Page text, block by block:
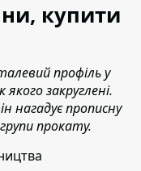
купити
профіль у
закруглені.
нагадує прописну
прокату.